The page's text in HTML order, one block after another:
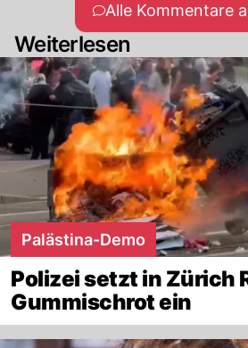
Alle Kommentare
Weiterlesen
Palästina-Demo
Polizei setzt in Zürich
Gummischrot ein